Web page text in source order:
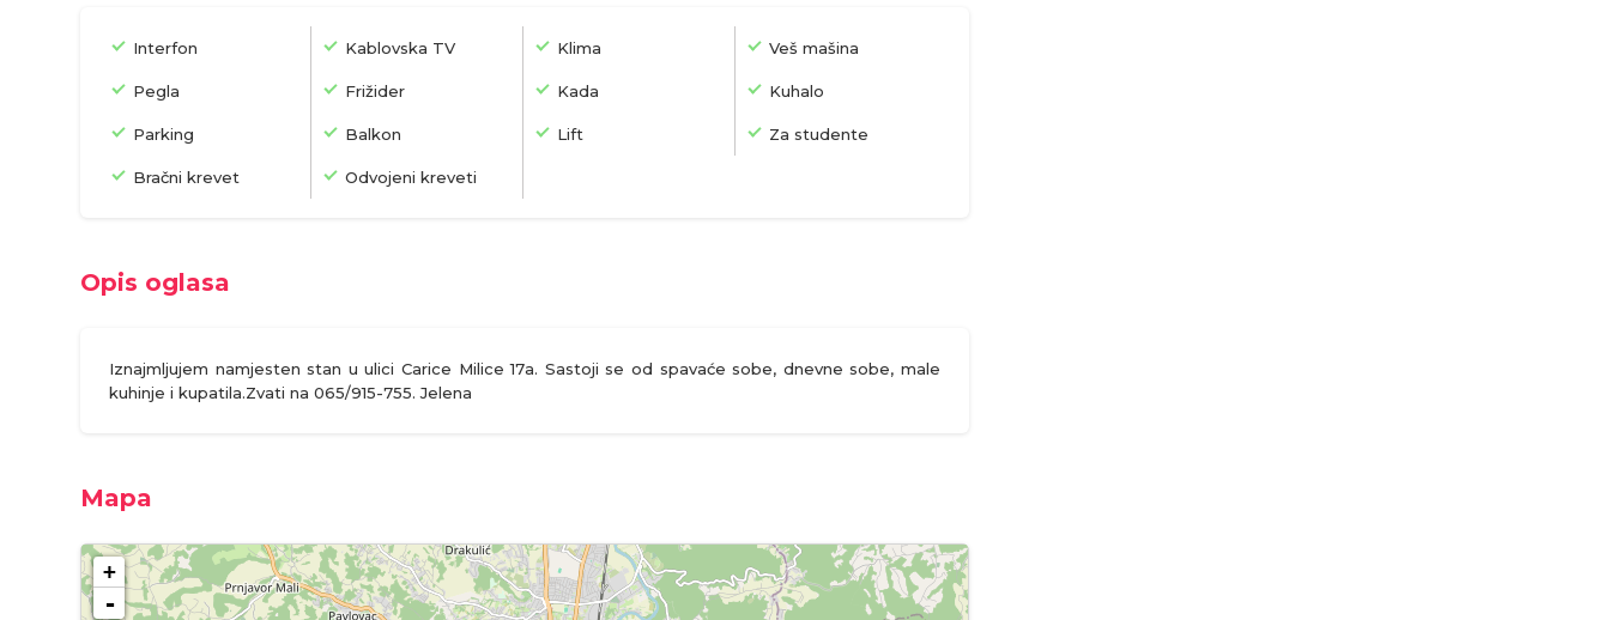
Interfon Kablovska TV Klima Veš mašina
Pegla Frižider Kada Kuhalo
Parking Balkon Lift Za studente
Bračni krevet Odvojeni kreveti
Opis oglasa
Iznajmljujem namjesten stan u ulici Carice Milice 17a. Sastoji se od spavaće sobe, dnevne sobe, male
kuhinje i kupatila.Zvati na 065/915-755. Jelena
Mapa
+
-